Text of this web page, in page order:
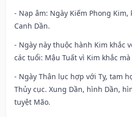
- Nạp âm: Ngày Kiếm Phong Kim,
Canh Dần.
- Ngày này thuộc hành Kim khắc
các tuổi: Mậu Tuất vì Kim khắc
- Ngày Thân lục hợp với Tỵ, tam
Thủy cục. Xung Dần, hình Dần,
tuyệt Mão.